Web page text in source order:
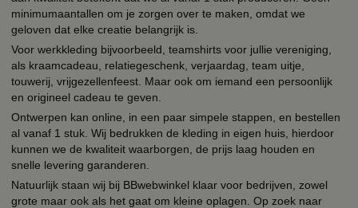
minimumaantallen om je zorgen over te maken, omdat we
geloven dat elke creatie belangrijk is.
Voor werkkleding bijvoorbeeld, teamshirts voor jullie vereniging,
als kraamcadeau, relatiegeschenk, verjaardag, team uitje,
touwerij, vrijgezellenfeest. Maar ook om iemand een persoonlijk
en origineel cadeau te geven.
Ontwerpen kan online, in een paar simpele stappen, en bestellen
al vanaf 1 stuk. Wij bedrukken de kleding in eigen huis, hierdoor
kunnen we de kwaliteit waarborgen, de prijs laag houden en
snelle levering garanderen.
Natuurlijk staan wij bij BBwebwinkel klaar voor bedrijven, zowel
grote maar ook als het gaat om kleine oplagen. Op zoek naar